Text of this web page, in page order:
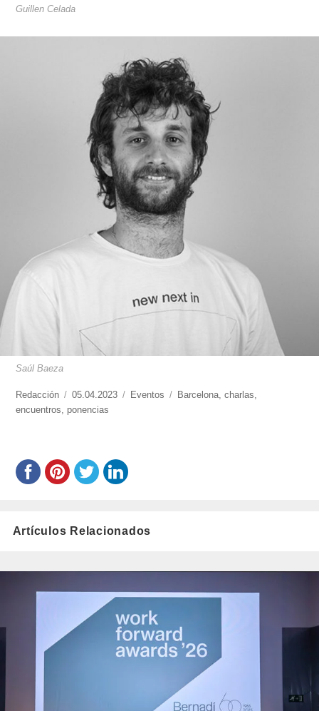
Guillen Celada
Saúl Baeza
https://www.experimenta.es/author/redaccion/
Redacción
Publicado
el
05.04.2023 Categorías
Eventos Etiquetas
Barcelona ,charlas
encuentros
ponencias
Artículos Relacionados